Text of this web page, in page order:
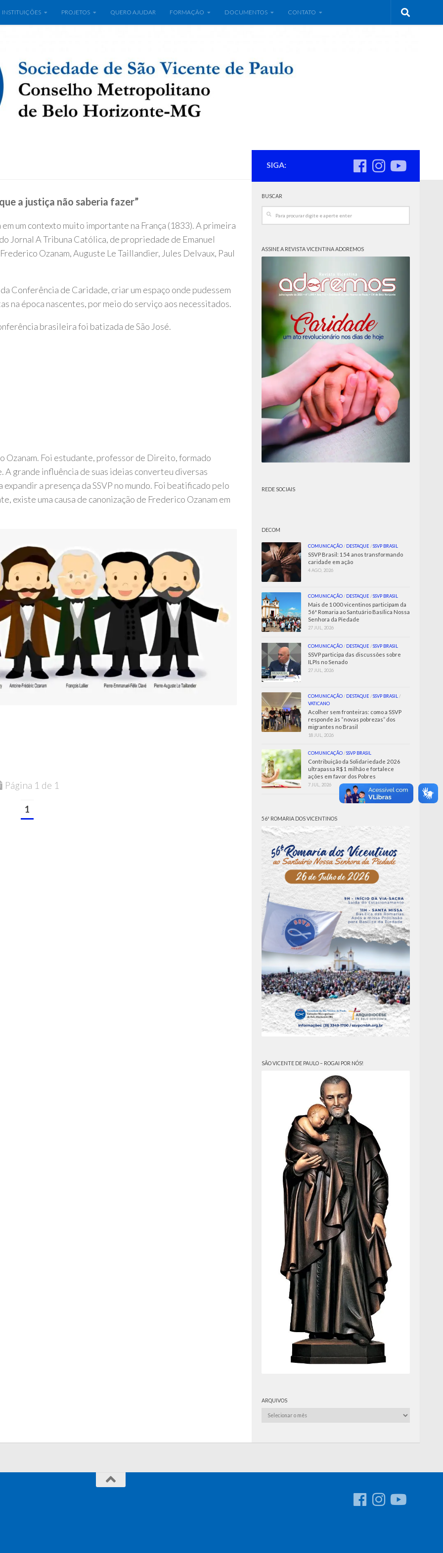
INSTITUIÇÕES PROJETOS QUERO AJUDAR FORMAÇÃO DOCUMENTOS CONTATO
a justiça não saberia fazer”
um contexto muito importante na França (1833). A primeira
Jornal A Tribuna Católica, de propriedade de Emanuel
Ozanam, Auguste Le Taillandier, Jules Delvaux, Paul
Conferência de Caridade, criar um espaço onde pudessem
na época nascentes, por meio do serviço aos necessitados.
brasileira foi batizada de São José.
Ozanam. Foi estudante, professor de Direito, formado
A grande influência de suas ideias converteu diversas
a presença da SSVP no mundo. Foi beatificado pelo
existe uma causa de canonização de Frederico Ozanam em
Página 1 de 1
1
SIGA:
BUSCAR
ASSINE A REVISTA VICENTINA ADOREMOS
REDE SOCIAIS
DECOM
COMUNICAÇÃO/ DESTAQUE /SSVP BRASIL
SSVP Brasil: 154 anos transformando
caridade em ação
4 AGO, 2026
COMUNICAÇÃO/ DESTAQUE /SSVP BRASIL
Mais de 1000 vicentinos participam da
56ª Romaria ao Santuário Basílica Nossa
Senhora da Piedade
27 JUL, 2026
COMUNICAÇÃO/ DESTAQUE /SSVP BRASIL
SSVP participa das discussões sobre
ILPIs no Senado
27 JUL, 2026
COMUNICAÇÃO/ DESTAQUE /SSVP BRASIL/
VATICANO
Acolher sem fronteiras: como a SSVP
responde às “novas pobrezas” dos
migrantes no Brasil
18 JUL, 2026
COMUNICAÇÃO/SSVP BRASIL
Contribuição da Solidariedade 2026
ultrapassa R$ 1 milhão e fortalece
ações em favor dos Pobres
7 JUL, 2026
56ª ROMARIA DOS VICENTINOS
SÃO VICENTE DE PAULO – ROGAI POR NÓS!
ARQUIVOS
Arquivos